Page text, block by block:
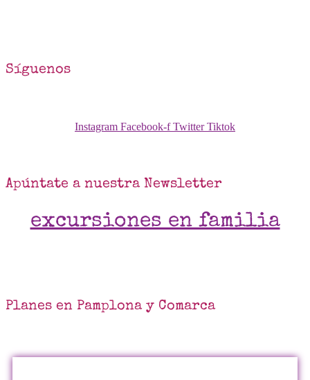
Síguenos
Instagram Facebook-f Twitter Tiktok
Apúntate a nuestra Newsletter
excursiones en familia
Planes en Pamplona y Comarca